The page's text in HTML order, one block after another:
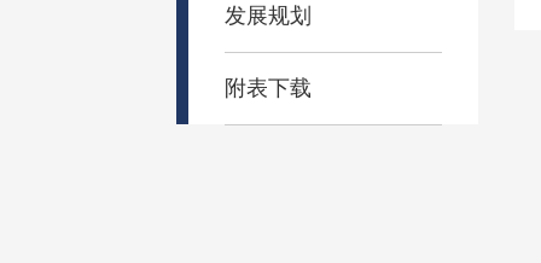
发展规划
附表下载